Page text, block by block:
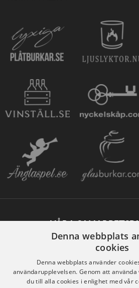
VÅRA
Denna webbplats
cookies
Denna webbplats använder
användarupplevelsen. Genom att
du till alla cookies i enlighet med vår